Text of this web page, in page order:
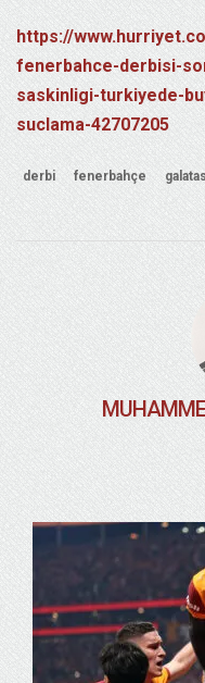
https://
fenerbahce-derbisi-
saskinligi-turkiyede-
suclama-42707205
derbi fenerbahçe